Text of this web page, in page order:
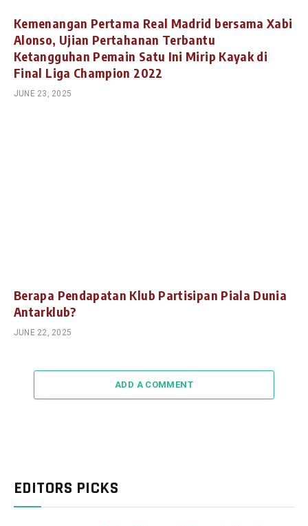
Kemenangan Pertama Real Madrid bersama Xabi
Alonso, Ujian Pertahanan Terbantu
Ketangguhan Pemain Satu Ini Mirip Kayak di
Final Liga Champion 2022
JUNE 23, 2025
Berapa Pendapatan Klub Partisipan Piala Dunia
Antarklub?
JUNE 22, 2025
ADD A COMMENT
EDITORS PICKS